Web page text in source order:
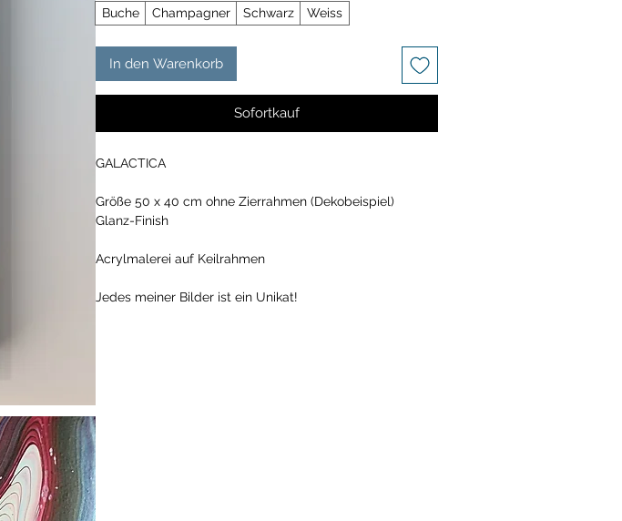
Buche Champagner Schwarz Weiss
In den Warenkorb
Sofortkauf
GALACTICA
Größe 50 x 40 cm ohne Zierrahmen (Dekobeispiel)
Glanz-Finish
Acrylmalerei auf Keilrahmen
Jedes meiner Bilder ist ein Unikat!